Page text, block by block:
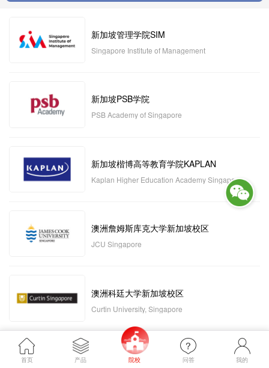
新加坡管理学院SIM
Singapore Institute of Management
新加坡PSB学院
PSB Academy of Singapore
新加坡楷博高等教育学院KAPLAN
Kaplan Higher Education Academy Singapore
澳洲詹姆斯库克大学新加坡校区
JCU Singapore
澳洲科廷大学新加坡校区
Curtin University, Singapore
新加坡管理发展学院MDIS
首页 产品 院校 问答 我的